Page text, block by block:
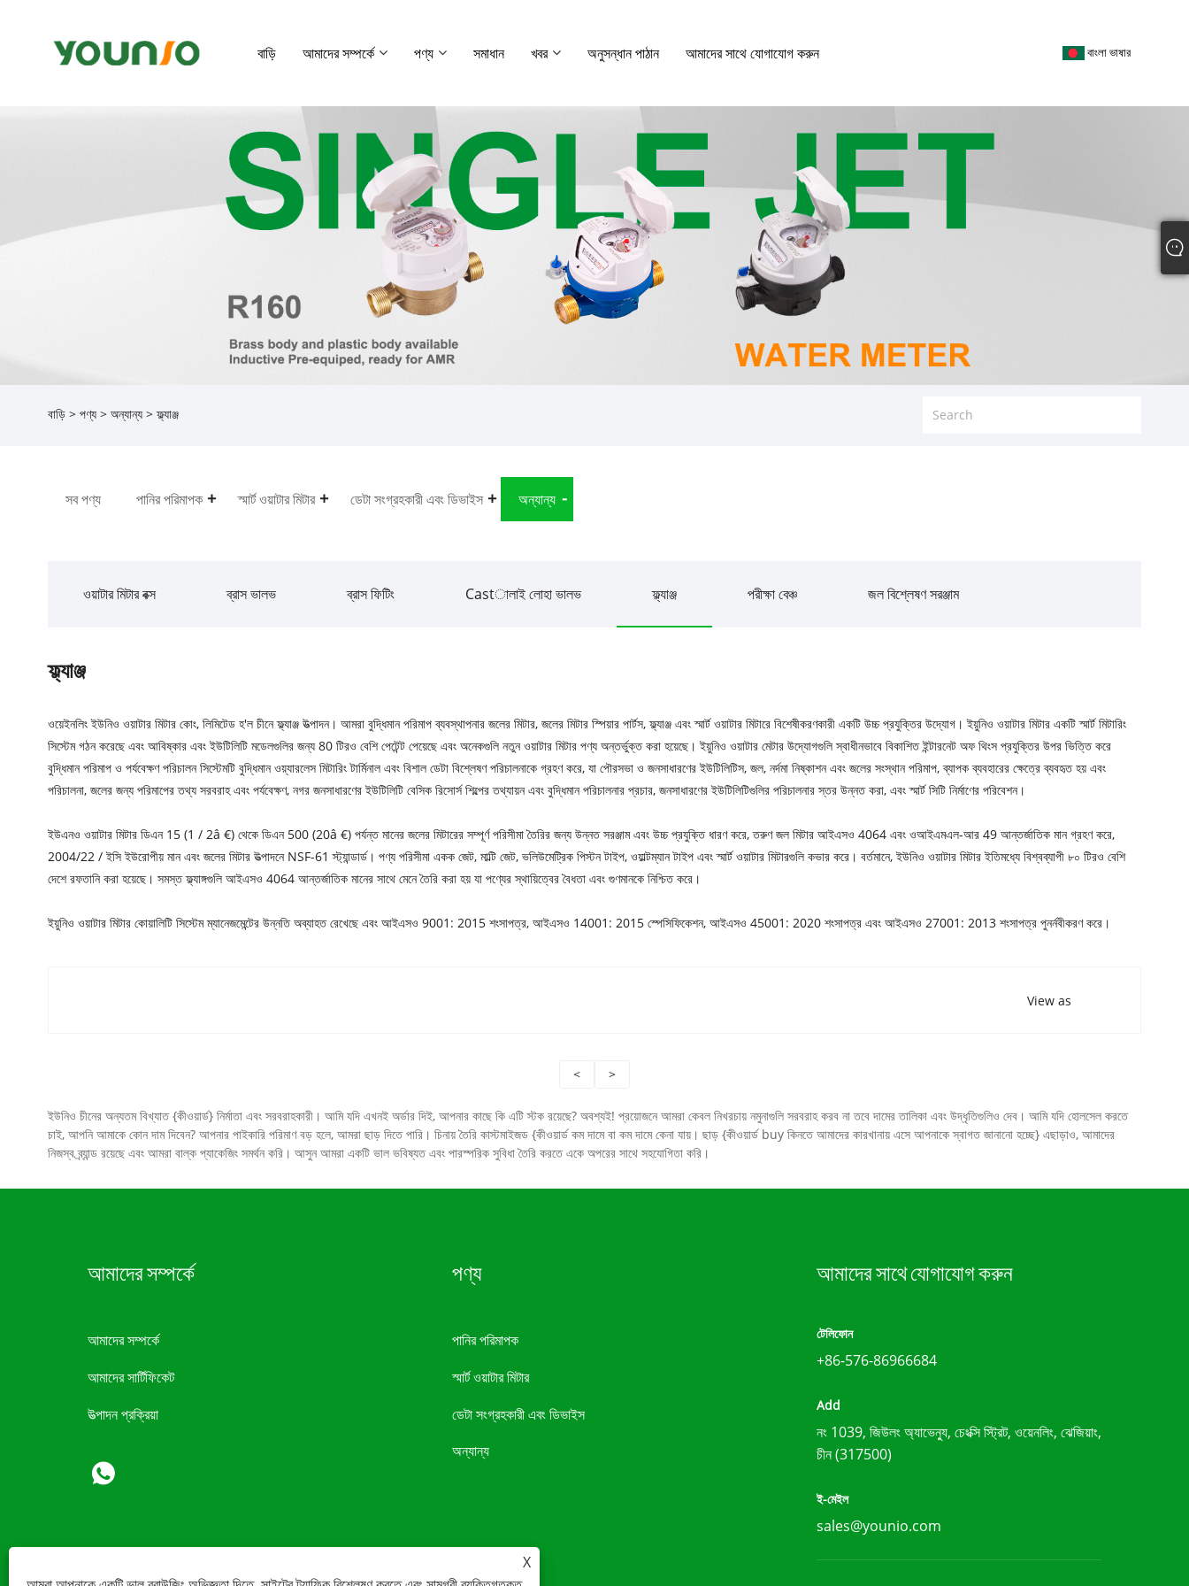
বাড়ি আমাদের সম্পর্কে পণ্য সমাধান খবর অনুসন্ধান পাঠান আমাদের সাথে যোগাযোগ করুন বাংলা ভাষার
বাড়ি > পণ্য> অন্যান্য> ফ্ল্যাঞ্জ
সব পণ্য পানির পরিমাপক স্মার্ট ওয়াটার মিটার ডেটা সংগ্রহকারী এবং ডিভাইস অন্যান্য
ওয়াটার মিটার বক্স ব্রাস ভালভ ব্রাস ফিটিং Castালাই লোহা ভালভ ফ্ল্যাঞ্জ পরীক্ষা বেঞ্চ জল বিশ্লেষণ সরঞ্জাম
ফ্ল্যাঞ্জ
ওয়েইনলিং ইউনিও ওয়াটার মিটার কোং, লিমিটেড হ'ল চীনে ফ্ল্যাঞ্জ উত্পাদন। আমরা বুদ্ধিমান পরিমাপ ব্যবস্থাপনার জলের মিটার, জলের মিটার স্পিয়ার পার্টস, ফ্ল্যাঞ্জ এবং স্মার্ট ওয়াটার মিটারে বিশেষীকরণকারী একটি উচ্চ প্রযুক্তির উদ্যোগ। ইয়ুনিও ওয়াটার মিটার একটি স্মার্ট মিটারিং
সিস্টেম গঠন করেছে এবং আবিষ্কার এবং ইউটিলিটি মডেলগুলির জন্য 80 টিরও বেশি পেটেন্ট পেয়েছে এবং অনেকগুলি নতুন ওয়াটার মিটার পণ্য অন্তর্ভুক্ত করা হয়েছে। ইয়ুনিও ওয়াটার মেটার উদ্যোগগুলি স্বাধীনভাবে বিকাশিত ইন্টারনেট অফ থিংস প্রযুক্তির উপর ভিত্তি করে
বুদ্ধিমান পরিমাপ ও পর্যবেক্ষণ পরিচালন সিস্টেমটি বুদ্ধিমান ওয়্যারলেস মিটারিং টার্মিনাল এবং বিশাল ডেটা বিশ্লেষণ পরিচালনাকে গ্রহণ করে, যা পৌরসভা ও জনসাধারণের ইউটিলিটিস, জল, নর্দমা নিষ্কাশন এবং জলের সংস্থান পরিমাপ, ব্যাপক ব্যবহারের ক্ষেত্রে ব্যবহৃত হয় এবং
পরিচালনা, জলের জন্য পরিমাপের তথ্য সরবরাহ এবং পর্যবেক্ষণ, নগর জনসাধারণের ইউটিলিটি বেসিক রিসোর্স শিল্পের তথ্যায়ন এবং বুদ্ধিমান পরিচালনার প্রচার, জনসাধারণের ইউটিলিটিগুলির পরিচালনার স্তর উন্নত করা, এবং স্মার্ট সিটি নির্মাণের পরিবেশন।
ইউএনও ওয়াটার মিটার ডিএন 15 (1 / 2â €) থেকে ডিএন 500 (20â €) পর্যন্ত মানের জলের মিটারের সম্পূর্ণ পরিসীমা তৈরির জন্য উন্নত সরঞ্জাম এবং উচ্চ প্রযুক্তি ধারণ করে, তরুণ জল মিটার আইএসও 4064 এবং ওআইএমএল-আর 49 আন্তর্জাতিক মান গ্রহণ করে,
2004/22 / ইসি ইউরোপীয় মান এবং জলের মিটার উত্পাদনে NSF-61 স্ট্যান্ডার্ড। পণ্য পরিসীমা একক জেট, মাল্টি জেট, ভলিউমেট্রিক পিস্টন টাইপ, ওয়াল্টম্যান টাইপ এবং স্মার্ট ওয়াটার মিটারগুলি কভার করে। বর্তমানে, ইউনিও ওয়াটার মিটার ইতিমধ্যে বিশ্বব্যাপী ৮০ টিরও বেশি
দেশে রফতানি করা হয়েছে। সমস্ত ফ্ল্যাঙ্গগুলি আইএসও 4064 আন্তর্জাতিক মানের সাথে মেনে তৈরি করা হয় যা পণ্যের স্থায়িত্বের বৈধতা এবং গুণমানকে নিশ্চিত করে।
ইয়ুনিও ওয়াটার মিটার কোয়ালিটি সিস্টেম ম্যানেজমেন্টের উন্নতি অব্যাহত রেখেছে এবং আইএসও 9001: 2015 শংসাপত্র, আইএসও 14001: 2015 স্পেসিফিকেশন, আইএসও 45001: 2020 শংসাপত্র এবং আইএসও 27001: 2013 শংসাপত্র পুনর্নবীকরণ করে।
View as
< >
ইউনিও চীনের অন্যতম বিখ্যাত {কীওয়ার্ড} নির্মাতা এবং সরবরাহকারী। আমি যদি এখনই অর্ডার দিই, আপনার কাছে কি এটি স্টক রয়েছে? অবশ্যই! প্রয়োজনে আমরা কেবল নিখরচায় নমুনাগুলি সরবরাহ করব না তবে দামের তালিকা এবং উদ্ধৃতিগুলিও দেব। আমি যদি হোলসেল করতে
চাই, আপনি আমাকে কোন দাম দিবেন? আপনার পাইকারি পরিমাণ বড় হলে, আমরা ছাড় দিতে পারি। চিনায় তৈরি কাস্টমাইজড {কীওয়ার্ড কম দামে বা কম দামে কেনা যায়। ছাড় {কীওয়ার্ড buy কিনতে আমাদের কারখানায় এসে আপনাকে স্বাগত জানানো হচ্ছে} এছাড়াও, আমাদের
নিজস্ব ব্র্যান্ড রয়েছে এবং আমরা বাল্ক প্যাকেজিং সমর্থন করি। আসুন আমরা একটি ভাল ভবিষ্যত এবং পারস্পরিক সুবিধা তৈরি করতে একে অপরের সাথে সহযোগিতা করি।
আমাদের সম্পর্কে
আমাদের সম্পর্কে
আমাদের সার্টিফিকেট
উত্পাদন প্রক্রিয়া
পণ্য
পানির পরিমাপক
স্মার্ট ওয়াটার মিটার
ডেটা সংগ্রহকারী এবং ডিভাইস
অন্যান্য
আমাদের সাথে যোগাযোগ করুন
টেলিফোন
+86-576-86966684
Add
নং 1039, জিউলং অ্যাভেন্যু, চেংক্সি স্ট্রিট, ওয়েনলিং, ঝেজিয়াং,
চীন (317500)
ই-মেইল
sales@younio.com
X